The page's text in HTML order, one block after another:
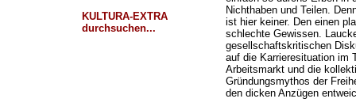
KULTURA-EXTRA
durchsuchen...
Nichthaben und Teilen.
ist hier keiner. Den einen
schlechte Gewissen.
gesellschaftskritischen
auf die Karrieresituation im
Arbeitsmarkt und die
Gründungsmythos der
den dicken Anzügen